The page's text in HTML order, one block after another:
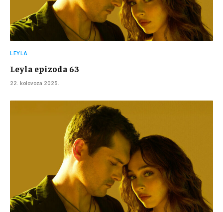
LEYLA
Leyla epizoda 63
22. kolovoza 2025.